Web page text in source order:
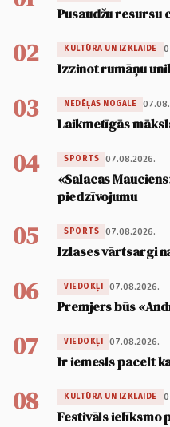
Pusaudžu resursu
02 KULTŪRA UN IZKLAIDE
Izzinot rumāņu
03 NEDĒĻAS NOGALE
Laikmetīgās
04 SPORTS 07.08.2026.
«Salacas
piedzīvojumu
05 SPORTS 07.08.2026.
Izlases vārtsargi
06 VIEDOKĻI 07.08.2026.
Premjers būs
07 VIEDOKĻI 07.08.2026.
Ir iemesls pacelt
08 KULTŪRA UN IZKLAIDE
Festivāls ielīksmo